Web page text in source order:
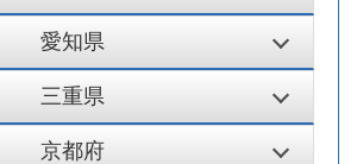
愛知県
三重県
京都府